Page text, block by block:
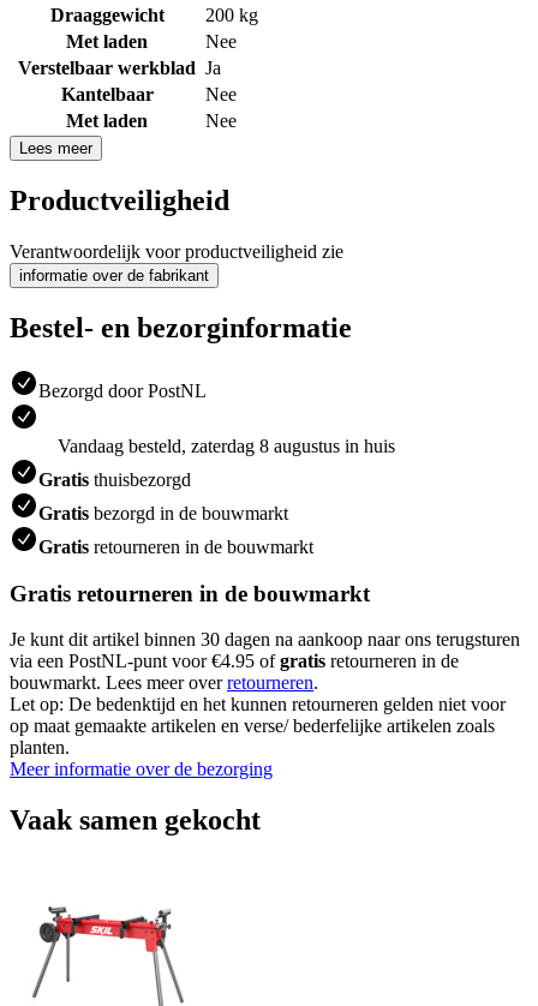
Draaggewicht
200 kg
Met laden
Nee
Verstelbaar werkblad Ja
Kantelbaar
Nee
Met laden
Nee
Lees meer
Productveiligheid
Verantwoordelijk voor productveiligheid zie
informatie over de fabrikant
Bestel- en bezorginformatie
Bezorgd door PostNL
Vandaag besteld, zaterdag 8 augustus in huis
Gratis thuisbezorgd
Gratis bezorgd in de bouwmarkt
Gratis retourneren in de bouwmarkt
Gratis retourneren in de bouwmarkt
Je kunt dit artikel binnen 30 dagen na aankoop naar ons terugsturen
via een PostNL-punt voor €4.95 ofgratis retourneren in de
bouwmarkt. Lees meer overretourneren.
Let op: De bedenktijd en het kunnen retourneren gelden niet voor
op maat gemaakte artikelen en verse/ bederfelijke artikelen zoals
planten.
Meer informatie over de bezorging
Vaak samen gekocht